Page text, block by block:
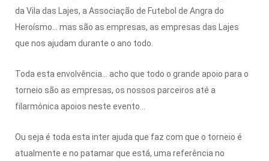
da Vila das Lajes, a Associação de Futebol de Angra do
Heroísmo… mas são as empresas, as empresas das Lajes
que nos ajudam durante o ano todo.
Toda esta envolvência… acho que todo o grande apoio para o
torneio são as empresas, os nossos parceiros até a
filarmónica apoios neste evento…
Ou seja é toda esta inter ajuda que faz com que o torneio é
atualmente e no patamar que está, uma referência no